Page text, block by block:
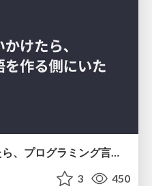
わからない話を追いかけたら、プログラミング言語を作る側にいた
3 450